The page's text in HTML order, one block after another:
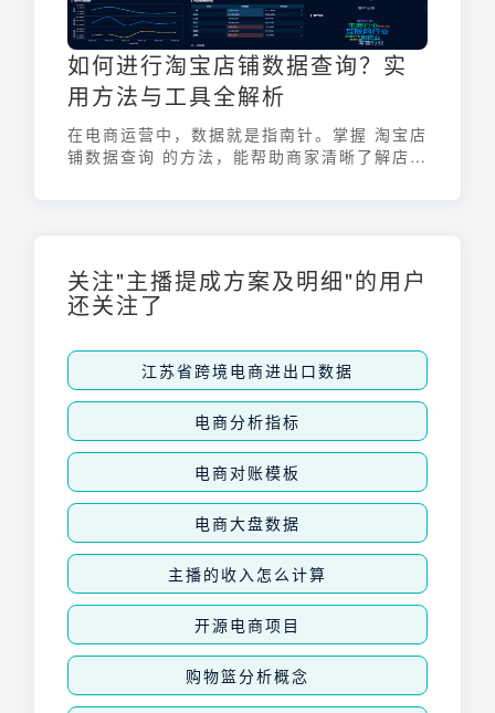
如何进行淘宝店铺数据查询？实
用方法与工具全解析
在电商运营中，数据就是指南针。掌握 淘宝店
铺数据查询 的方法，能帮助商家清晰了解店铺
关注"主播提成方案及明细"的用户
还关注了
江苏省跨境电商进出口数据
电商分析指标
电商对账模板
电商大盘数据
主播的收入怎么计算
开源电商项目
购物篮分析概念